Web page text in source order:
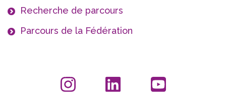
Recherche de parcours
Parcours de la Fédération